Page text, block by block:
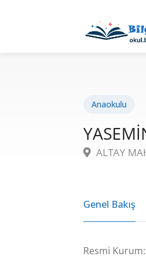
Anaokulu
ALTAY
Genel Bakış
Resmi Kurum: